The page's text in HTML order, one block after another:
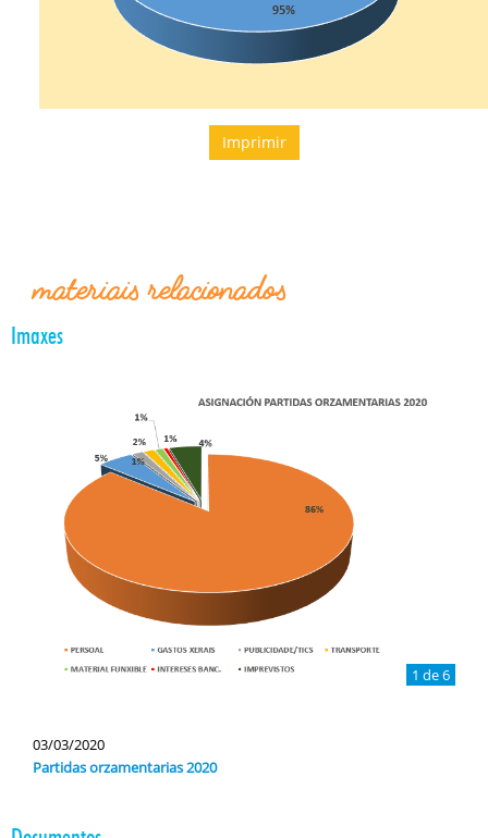
Imprimir
materiais relacionados
Imaxes
1 de 6
03/03/2020
Partidas orzamentarias 2020